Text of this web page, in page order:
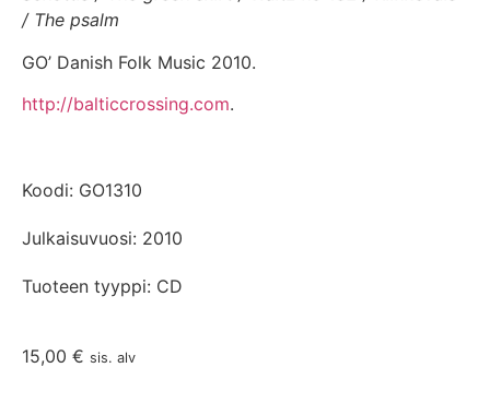
/ The psalm
GO’ Danish Folk Music 2010.
http://balticcrossing.com.
Koodi: GO1310
Julkaisuvuosi: 2010
Tuoteen tyyppi: CD
15,00 € sis. alv